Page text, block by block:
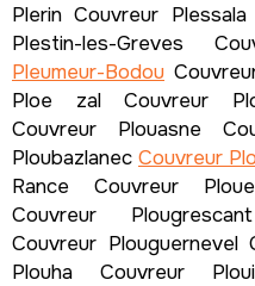
Plerin Couvreur
Plestin-les-Greves
Pleumeur-Bodou
Ploe zal Couvreur
Couvreur Plouasne
Ploubazlanec Couvreur
Rance Couvreur
Couvreur
Couvreur Plouguernevel
Plouha Couvreur